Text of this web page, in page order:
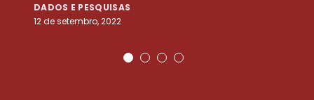
DADOS E PESQUISAS
12 de setembro, 2022